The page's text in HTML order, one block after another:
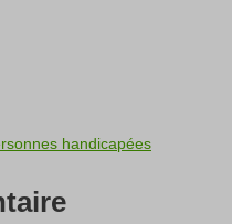
handicapées